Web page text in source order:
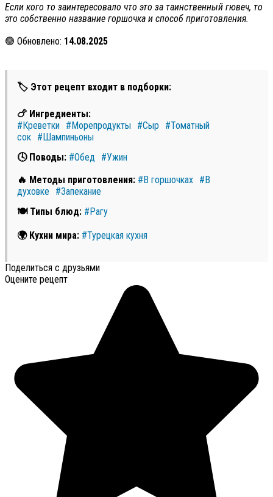
Если кого то заинтересовало что это за таинственный гювеч, то
это собственно название горшочка и способ приготовления.
🟢 Обновлено: 14.08.2025
🏷 Этот рецепт входит в подборки:
🍗 Ингредиенты:
#Креветки #Морепродукты #Сыр
#Томатный
сок #Шампиньоны
🕓 Поводы: #Обед #Ужин
🔥 Методы приготовления: #В горшочках #В
духовке
#Запекание
🍽 Типы блюд: #Рагу
🌍 Кухни мира: #Турецкая кухня
Поделиться с друзьями
Оцените рецепт